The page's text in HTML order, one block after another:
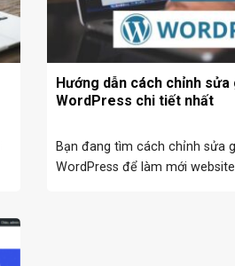
Hướng dẫn cách chỉnh sửa
WordPress chi tiết nhất
Bạn đang tìm cách chỉnh sửa
WordPress để làm mới